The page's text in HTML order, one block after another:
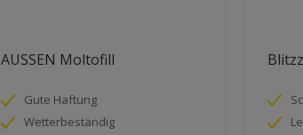
AUSSEN Moltofill
Gute Haftung
Wetterbeständig